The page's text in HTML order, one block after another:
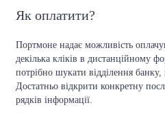
Як оплатити?
Портмоне надає можливість
декілька кліків в дистанційному
потрібно шукати відділення
Достатньо відкрити конкретну
рядків інформації.